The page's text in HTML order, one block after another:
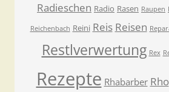
Radieschen Radio Rasen Raupen
Reichenbach Reini Reis Reisen
Restlverwertung Rex
Rezepte Rhabarber Rho